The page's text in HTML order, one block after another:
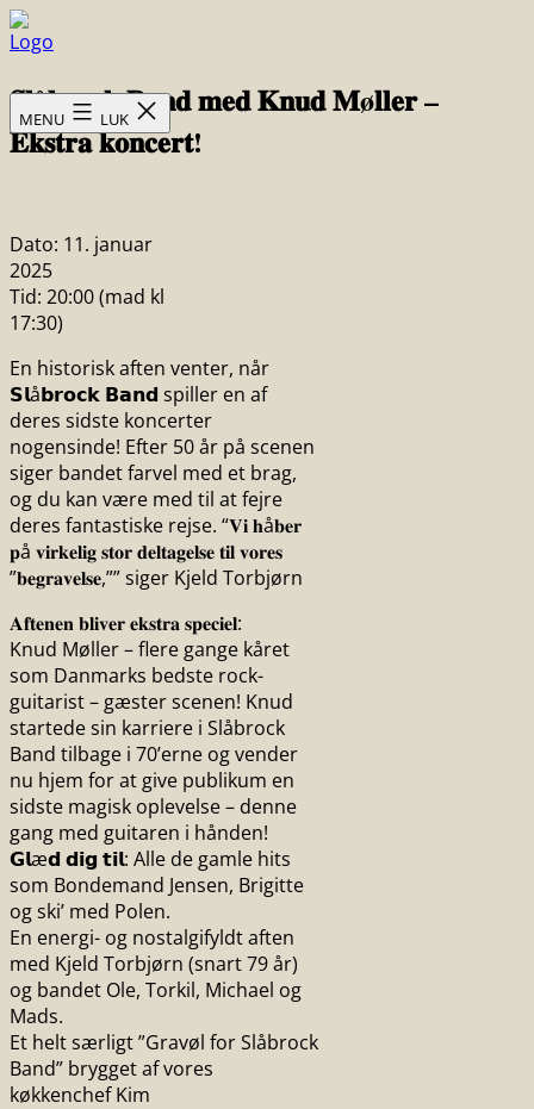
Fortsæt
til
Hotel
MENU LUK
𝐒𝐥å𝐛𝐫𝐨𝐜𝐤 𝐁𝐚𝐧𝐝 𝐦𝐞𝐝 𝐊𝐧𝐮𝐝 𝐌ø𝐥𝐥𝐞𝐫 –
𝐄𝐤𝐬𝐭𝐫𝐚 𝐤𝐨𝐧𝐜𝐞𝐫𝐭!
Dato: 11. januar
2025
Tid: 20:00 (mad kl
17:30)
En historisk aften venter, når
𝗦𝗹å𝗯𝗿𝗼𝗰𝗸 𝗕𝗮𝗻𝗱 spiller en af
deres sidste koncerter
nogensinde! Efter 50 år på scenen
siger bandet farvel med et brag,
og du kan være med til at fejre
deres fantastiske rejse. “𝐕𝐢 𝐡å𝐛𝐞𝐫
𝐩å 𝐯𝐢𝐫𝐤𝐞𝐥𝐢𝐠 𝐬𝐭𝐨𝐫 𝐝𝐞𝐥𝐭𝐚𝐠𝐞𝐥𝐬𝐞 𝐭𝐢𝐥 𝐯𝐨𝐫𝐞𝐬
”𝐛𝐞𝐠𝐫𝐚𝐯𝐞𝐥𝐬𝐞,”” siger Kjeld Torbjørn
𝐀𝐟𝐭𝐞𝐧𝐞𝐧 𝐛𝐥𝐢𝐯𝐞𝐫 𝐞𝐤𝐬𝐭𝐫𝐚 𝐬𝐩𝐞𝐜𝐢𝐞𝐥:
Knud Møller – flere gange kåret
som Danmarks bedste rock-
guitarist – gæster scenen! Knud
startede sin karriere i Slåbrock
Band tilbage i 70’erne og vender
nu hjem for at give publikum en
sidste magisk oplevelse – denne
gang med guitaren i hånden!
𝗚𝗹æ𝗱 𝗱𝗶𝗴 𝘁𝗶𝗹: Alle de gamle hits
som Bondemand Jensen, Brigitte
og ski’ med Polen.
En energi- og nostalgifyldt aften
med Kjeld Torbjørn (snart 79 år)
og bandet Ole, Torkil, Michael og
Mads.
Et helt særligt ”Gravøl for Slåbrock
Band” brygget af vores
køkkenchef Kim